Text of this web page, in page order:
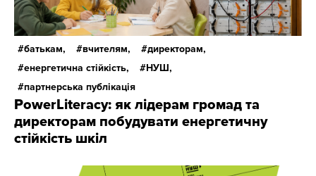
батькам, вчителям,
директорам,
енергетична стійкість,
НУШ,
партнерська публікація
PowerLiteracy: як лідерам громад та
директорам побудувати енергетичну
стійкість шкіл